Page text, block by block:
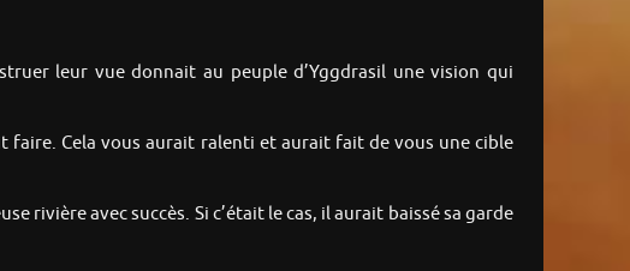
leur vue donnait au peuple d’Yggdrasil une vision qui
faire. Cela vous aurait ralenti et aurait fait de vous une cible
rivière avec succès. Si c’était le cas, il aurait baissé sa garde